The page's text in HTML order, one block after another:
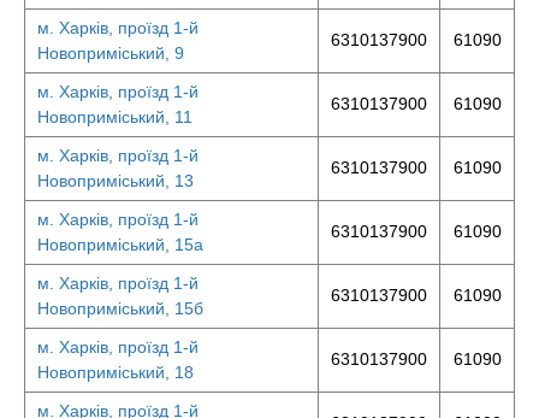
м. Харків, проїзд 1-й
Новоприміський, 9
6310137900 61090
м. Харків, проїзд 1-й
Новоприміський, 11
6310137900 61090
м. Харків, проїзд 1-й
Новоприміський, 13
6310137900 61090
м. Харків, проїзд 1-й
Новоприміський, 15а
6310137900 61090
м. Харків, проїзд 1-й
Новоприміський, 15б
6310137900 61090
м. Харків, проїзд 1-й
Новоприміський, 18
6310137900 61090
м. Харків, проїзд 1-й